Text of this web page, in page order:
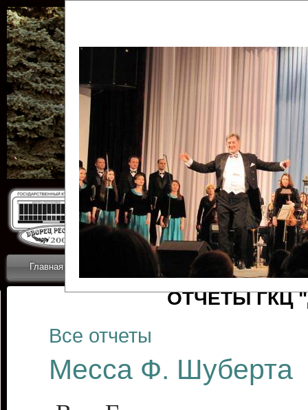
Главная Коллективы Новости
ОТЧЕТЫ ГКЦ
Все отчеты
Месса Ф. Шуберта